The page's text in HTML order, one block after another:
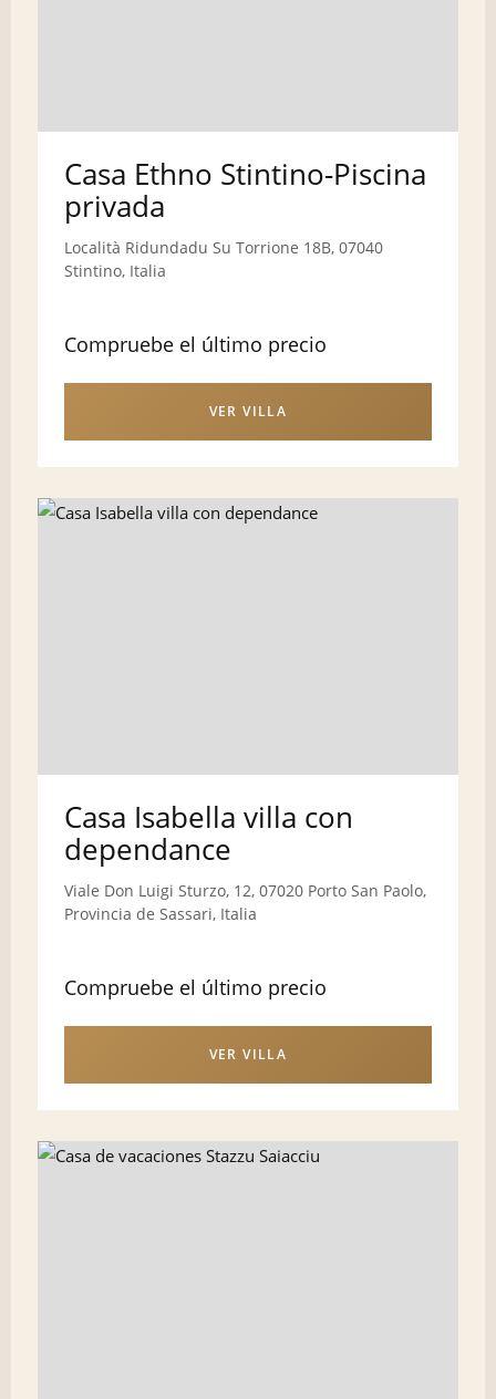
Casa Ethno Stintino-Piscina
privada
Località Ridundadu Su Torrione 18B, 07040
Stintino, Italia
Compruebe el último precio
VER VILLA
Casa Isabella villa con
dependance
Viale Don Luigi Sturzo, 12, 07020 Porto San Paolo,
Provincia de Sassari, Italia
Compruebe el último precio
VER VILLA